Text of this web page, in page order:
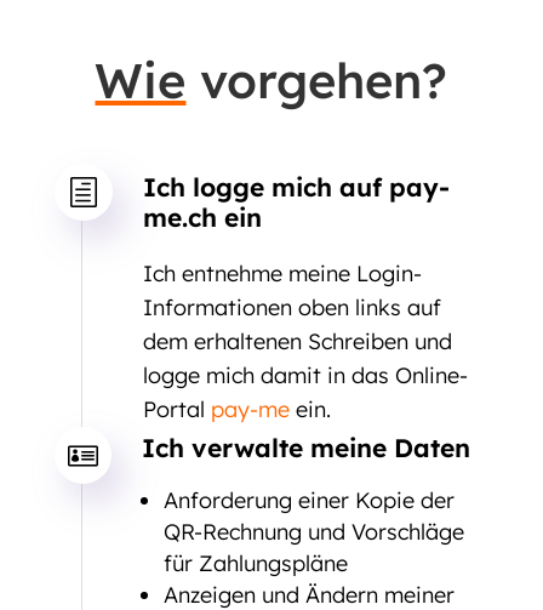
Wie vorgehen?
h
Ich logge mich auf pay-
me.ch ein
Ich entnehme meine Login-
Informationen oben links auf
dem erhaltenen Schreiben und
logge mich damit in das Online-
Portal pay-meein.
 Ich verwalte meine Daten
Anforderung einer Kopie der
QR-Rechnung und Vorschläge
für Zahlungspläne
Anzeigen und Ändern meiner